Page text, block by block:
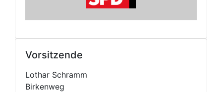
Vorsitzende
Lothar Schramm
Birkenweg